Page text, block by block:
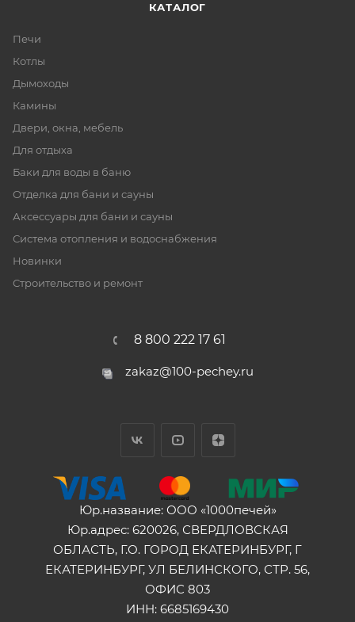
КАТАЛОГ
Печи
Котлы
Дымоходы
Камины
Двери, окна, мебель
Для отдыха
Баки для воды в баню
Отделка для бани и сауны
Аксессуары для бани и сауны
Система отопления и водоснабжения
Новинки
Строительство и ремонт
8 800 222 17 61
zakaz@100-pechey.ru
Юр.название: ООО «1000печей»
Юр.адрес: 620026, СВЕРДЛОВСКАЯ
ОБЛАСТЬ, Г.О. ГОРОД ЕКАТЕРИНБУРГ, Г
ЕКАТЕРИНБУРГ, УЛ БЕЛИНСКОГО, СТР. 56,
ОФИС 803
ИНН: 6685169430